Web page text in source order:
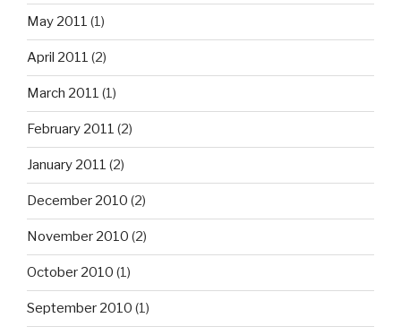
May 2011 (1)
April 2011 (2)
March 2011 (1)
February 2011 (2)
January 2011 (2)
December 2010 (2)
November 2010 (2)
October 2010 (1)
September 2010 (1)